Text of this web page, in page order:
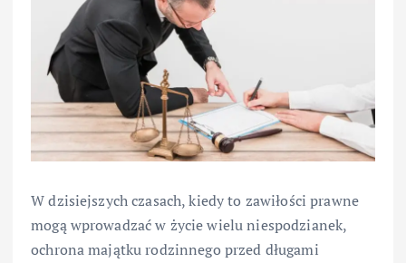
W dzisiejszych czasach, kiedy to zawiłości prawne
mogą wprowadzać w życie wielu niespodzianek,
ochrona majątku rodzinnego przed długami